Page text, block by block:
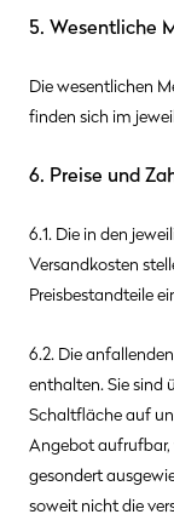
5. Wesentliche
Die wesentlichen
finden sich im
6. Preise und
6.1. Die in den
Versandkosten
Preisbestandteile
6.2. Die
enthalten. Sie sind
Schaltfläche auf
Angebot aufrufbar,
gesondert
soweit nicht die